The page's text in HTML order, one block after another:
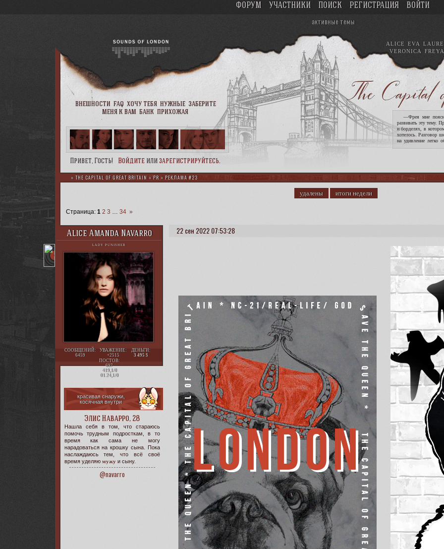
ALICE EVA
VERONICA
FREYA
—Фрея мне
развивать эту тему.
и борделях, в
хотелось. Разговор
на удивление легко
внешности faq хочу тебя нужные заберите
меня к вам банк прихожая
ФОРУМ УЧАСТНИКИ ПОИСК РЕГИСТРАЦИЯ ВОЙТИ
активные темы
удалены итоги недели
Привет, Гость! Войдите или зарегистрируйтесь.
» THE CAPITAL OF GREAT BRITAIN »PR » РЕКЛАМА #23
Страница:1 2 3 34 »
22 сен 2022 07:53:28
Alice Amanda Navarro
LADY PUNISHER
СООБЩЕНИЙ:
6459
УВАЖЕНИЕ:
+2515
ДЕНЬГИ:
3 495
ПОСТОВ:
697
419,1/0
01.24,1/0
красивая снаружи,
косячная внутри
Элис Наварро, 28
Нашла себя в том, что стараюсь
помочь трудным подросткам, в то
время как сама не могу
нарадоваться на крошку сына. Пока
наслаждаюсь тем, что всё своё
время уделяю мужуи сыну.
@navarro